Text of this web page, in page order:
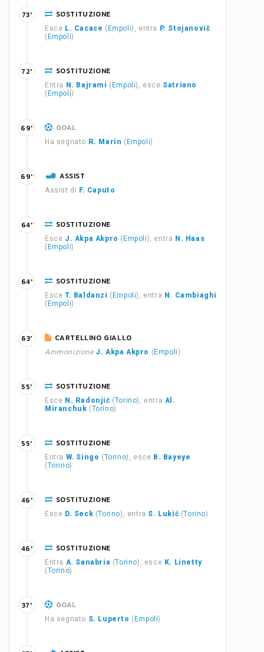
SOSTITUZIONE
Esce L. Cacace ( Empoli), entra
P. Stojanovič
( Empoli)
73'
SOSTITUZIONE
Entra N. Bajrami ( Empoli), esce Satriano
( Empoli)
72'
GOAL
Ha segnato R. Marin ( Empoli)
69'
ASSIST
Assist di F. Caputo
69'
SOSTITUZIONE
Esce J. Akpa Akpro ( Empoli), entra N. Haas
( Empoli)
64'
SOSTITUZIONE
Esce T. Baldanzi ( Empoli), entra N. Cambiaghi
( Empoli)
64'
CARTELLINO GIALLO
Ammonizione J. Akpa Akpro ( Empoli)
63'
SOSTITUZIONE
Esce N. Radonjić (Torino), entra Al.
Miranchuk (Torino)
55'
SOSTITUZIONE
Entra W. Singo (Torino), esce B. Bayeye
(Torino)
55'
SOSTITUZIONE
Esce D. Seck (Torino), entra S. Lukić (Torino)
46'
SOSTITUZIONE
Entra A. Sanabria (Torino), esce K. Linetty
(Torino)
46'
GOAL
Ha segnato S. Luperto ( Empoli)
37'